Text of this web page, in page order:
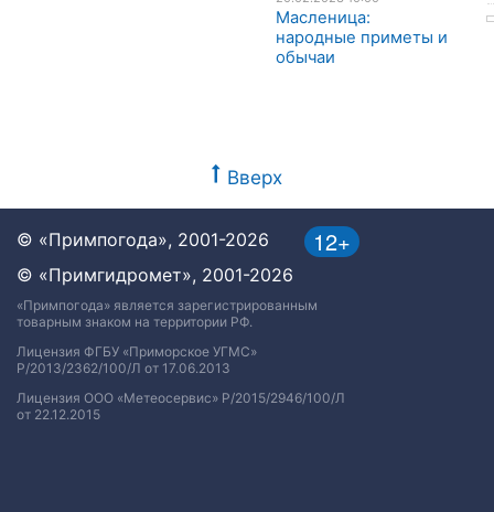
Масленица:
народные приметы и
обычаи
Вверх
12+
© «Примпогода», 2001-2026
© «Примгидромет», 2001-2026
«Примпогода» является зарегистрированным
товарным знаком на территории РФ.
Лицензия ФГБУ «Приморское УГМС»
Р/2013/2362/100/Л от 17.06.2013
Лицензия ООО «Метеосервис» Р/2015/2946/100/Л
от 22.12.2015